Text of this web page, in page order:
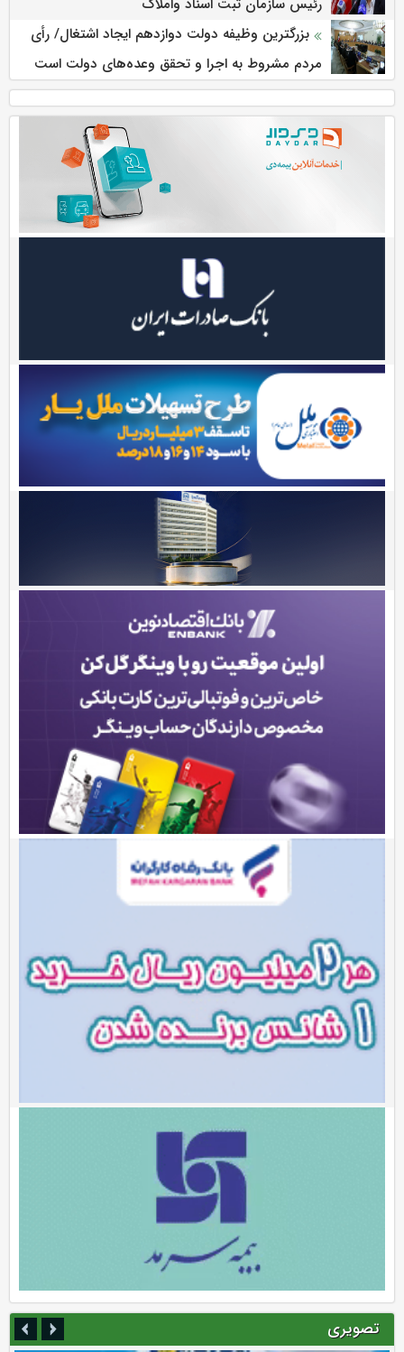
رئیس سازمان ثبت اسناد واملاک
بزرگترین وظیفه دولت دوازدهم ایجاد اشتغال/ رأی
مردم مشروط به اجرا و تحقق وعده‌های دولت است
تصویری